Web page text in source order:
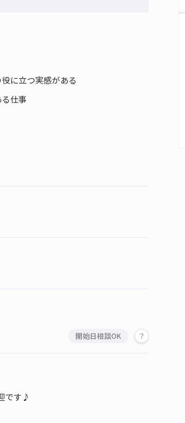
に立つ実感がある
仕事
開始日相談OK
です♪